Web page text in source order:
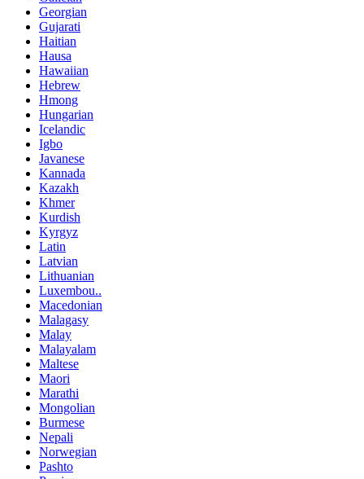
Georgian
Gujarati
Haitian
Hausa
Hawaiian
Hebrew
Hmong
Hungarian
Icelandic
Igbo
Javanese
Kannada
Kazakh
Khmer
Kurdish
Kyrgyz
Latin
Latvian
Lithuanian
Luxembou..
Macedonian
Malagasy
Malay
Malayalam
Maltese
Maori
Marathi
Mongolian
Burmese
Nepali
Norwegian
Pashto